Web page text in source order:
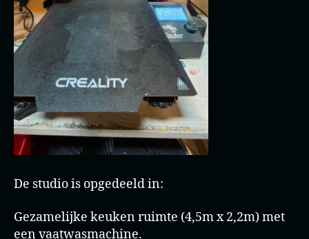
De studio is opgedeeld in:
Gezamelijke keuken ruimte (4,5m x 2,2m) met
een vaatwasmachine.